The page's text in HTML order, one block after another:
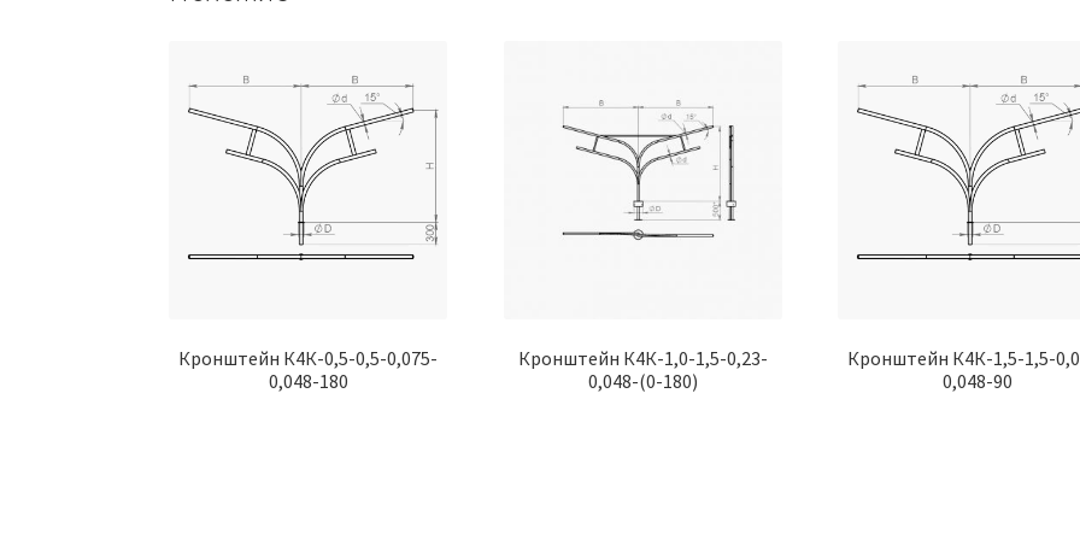
Кронштейн К4К-0,5-0,5-0,075-
0,048-180
Кронштейн К4К-1,0-1,5-0,23-
0,048-(0-180)
Кронштейн К4К-1,5-1,5-
0,048-90